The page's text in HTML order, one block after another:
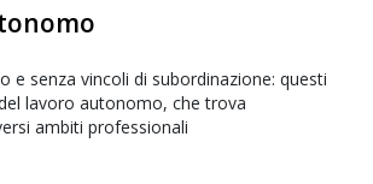
e senza vincoli di subordinazione: questi
lavoro autonomo, che trova
ambiti professionali